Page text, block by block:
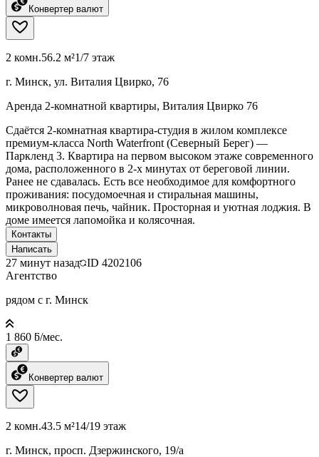
Конвертер валют
2 комн.56.2 м²1/7 этаж
г. Минск, ул. Виталия Цвирко, 76
Аренда 2-комнатной квартиры, Виталия Цвирко 76
Сдаётся 2-комнатная квартира-студия в жилом комплексе
премиум-класса North Waterfront (Северный Берег) —
Паркленд 3. Квартира на первом высоком этаже современного
дома, расположенного в 2-х минутах от береговой линии.
Ранее не сдавалась. Есть все необходимое для комфортного
проживания: посудомоечная и стиральная машины,
микроволновая печь, чайник. Просторная и уютная лоджия. В
доме имеется лапомойка и колясочная.
Контакты
Написать
27 минут назад ID 4202106
Агентство
рядом с г. Минск
1 860 ƃ/мес.
Конвертер валют
2 комн.43.5 м²14/19 этаж
г. Минск, просп. Дзержинского, 19/а